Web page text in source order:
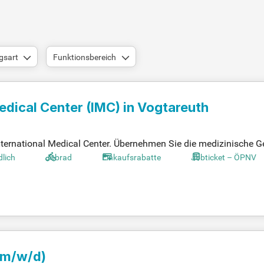
Funktionsbereich
Center (IMC) in Vogtareuth
Medical Center. Übernehmen Sie die medizinische
Sie internationale Standards. In dieser Rolle
zu schaffen. Ihre interdisziplinäre Zusammenarbeit
Jobrad Einkaufsrabatte Jobticket – ÖPNV
w/d)